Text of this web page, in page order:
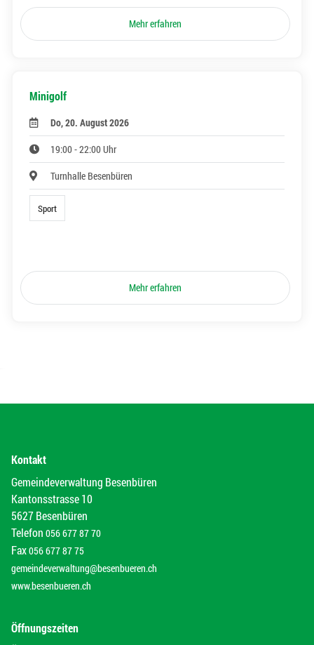
Mehr erfahren
Minigolf
Do, 20. August 2026
19:00 - 22:00 Uhr
Turnhalle Besenbüren
Sport
Mehr erfahren
Kontakt
Gemeindeverwaltung Besenbüren
Kantonsstrasse 10
5627 Besenbüren
Telefon 056 677 87 70
Fax056 677 87 75
gemeindeverwaltung@besenbueren.ch
www.besenbueren.ch
Öffnungszeiten